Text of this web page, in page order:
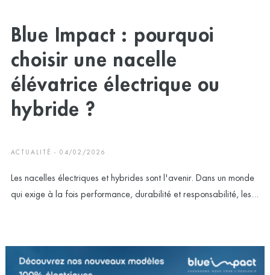
Blue Impact : pourquoi
choisir une nacelle
élévatrice électrique ou
hybride ?
ACTUALITÉ - 04/02/2026
Les nacelles électriques et hybrides sont l'avenir. Dans un monde
qui exige à la fois performance, durabilité et responsabilité, les...